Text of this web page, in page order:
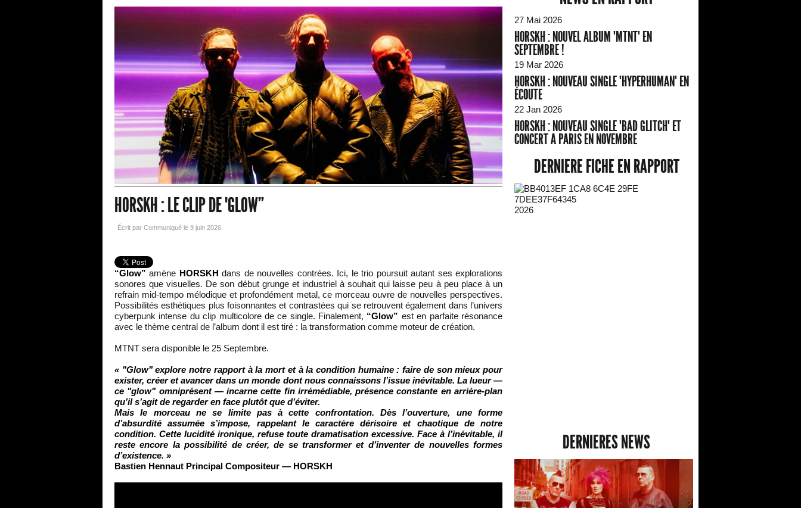
HORSKH : LE CLIP DE "GLOW”
Écrit par Communiqué le 9 juin 2026
“Glow” amène HORSKH dans de nouvelles contrées. Ici, le trio poursuit autant ses explorations
sonores que visuelles. De son début grunge et industriel à souhait qui laisse peu à peu place à un
refrain mid-tempo mélodique et profondément metal, ce morceau ouvre de nouvelles perspectives.
Possibilités esthétiques plus foisonnantes et contrastées qui se retrouvent également dans l’univers
cyberpunk intense du clip multicolore de ce single. Finalement, “Glow” est en parfaite résonance
avec le thème central de l’album dont il est tiré : la transformation comme moteur de création.
MTNT sera disponible le 25 Septembre.
« "Glow" explore notre rapport à la mort et à la condition humaine : faire de son mieux pour
exister, créer et avancer dans un monde dont nous connaissons l’issue inévitable. La lueur —
ce "glow" omniprésent — incarne cette fin irrémédiable, présence constante en arrière-plan
qu’il s’agit de regarder en face plutôt que d’éviter.
Mais le morceau ne se limite pas à cette confrontation. Dès l’ouverture, une forme
d’absurdité assumée s’impose, rappelant le caractère dérisoire et chaotique de notre
condition. Cette lucidité ironique, refuse toute dramatisation excessive. Face à l’inévitable, il
reste encore la possibilité de créer, de se transformer et d’inventer de nouvelles formes
d’existence. »
Bastien Hennaut Principal Compositeur — HORSKH
27 Mai 2026
HORSKH : NOUVEL ALBUM "MTNT" EN
SEPTEMBRE !
19 Mar 2026
HORSKH : NOUVEAU SINGLE "HYPERHUMAN" EN
ÉCOUTE
22 Jan 2026
HORSKH : NOUVEAU SINGLE "BAD GLITCH" ET
CONCERT A PARIS EN NOVEMBRE
DERNIERE FICHE EN RAPPORT
2026
DERNIERES NEWS